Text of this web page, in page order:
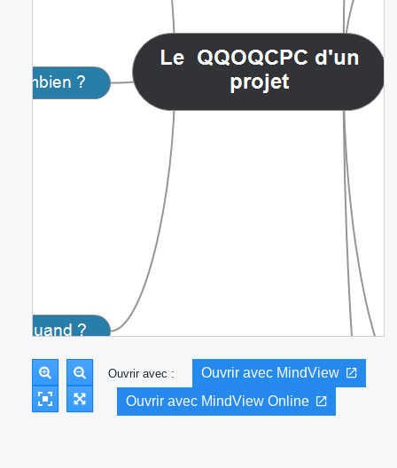
Ouvrir avec :
Ouvrir avec MindView
Ouvrir avec MindView Online